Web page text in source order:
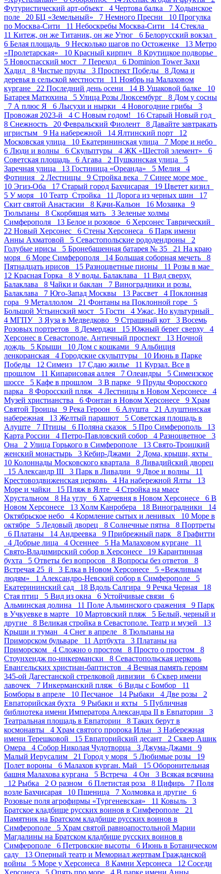
Футуристический арт-объект 4 Чертова балка 7 Ходынское
поле 20 БЦ «Земельный» 7 Немного Пресни 10 Прогулка
по Москва-Сити 11 Небоскребы Москва-Сити 14 Стекла
11 Китеж, он же Титаник, он же Утюг 6 Белорусский вокзал
6 Белая площадь 9 Несколько шагов по Остоженке 13 Метро
«Пролетарская» 10 Красный кирпич 8 Крутицкое подворье
5 Новоспасский мост 7 Переход 6 Dominion Tower Захи
Хадид 8 Чистые пруды 3 Проспект Победы 8 Дома и
деревья в сельской местности 11 Ноябрь на Малаховом
кургане 22 Последний день осени 14 В Ушаковой балке 10
Батарея Матюхина 5 Улица Розы Люксембург 8 Дом у сосны
7 А плюс Я 6 Лысухи и нырки 4 Новогодние грибы 3
Провожая 2023-й 4 С Новым годом! 16 Старый Новый год
8 Снежность 20 Февральский Фиолент 8 Давайте завтракать
игристым 9 На набережной 14 Ялтинский порт 12
Московская улица 10 Екатерининская улица 7 Море и небо
6 Люди и волны 6 Скульптуры 4 ЖК «Шестой элемент» 6
Советская площадь 6 Агава 2 Пушкинская улица 5
Заречная улица 13 Гостиница «Ореанда» 5 Мелия 4
Фотиния 2 Лестницы 9 Стройка века 7 Синее море мое
10 Эгиз-Оба 17 Старый город Бахчисарая 19 Цветет кизил
5 У моря 10 Театр_Стройка 11 Дорога из черных шин 17
Скит святой Анастасии 8 Качи-Кальон 16 Мозаика 9
Тюльпаны 8 Скорбящая мать 3 Зеленые холмы
Симферополя 13 Белое и розовое 6 Херсонес Таврический
22 Новый Херсонес 6 Стены Херсонеса 6 Парк имени
Анны Ахматовой 5 Севастопольские рододендроны 2
Голубые ирисы 5 Бронебашенная батарея № 35 21 На краю
моря 6 Море Симферополя 14 Большая соборная мечеть 8
Пятнадцать ирисов 15 Разноцветные пионы 11 Розы в мае
12 Красная Горка 8 У воды. Балаклава 11 Вид сверху.
Балаклава 8 Чайки и баклан 7 Виноградники и розы.
Балаклава 7 Юго-Запад Москвы 13 Рассвет 4 Поклонная
гора 9 Металлолом 21 Фонтаны на Поклонной горе 5
Большой Устьинский мост 5 Гости 4 Ужас, Но культурный
4 МГПУ 3 Яуза в Медведково 9 Страшный кот 3 Восемь
Розовых портретов 8 Демерджи 15 Южный берег сверху 4
Херсонес в Севастополе. Античный проспект 13 Ночной
дождь 5 Крыши 10 Дом с кошками 9 Альбиция
ленкоранская 4 Городские скульптуры 10 Июнь в Парке
Победы 12 Симеиз 17 Сдаю жилье 11 Курзал. Все в
прошлом 11 Кипарисовая аллея 7 Олеандры 5 Симеизское
шоссе 5 Кафе в прошлом 3 В парке 9 Пруды Форосского
парка 8 Форосский пляж 4 Лестницы в Новом Херсонесе 4
Музей христианства 6 Фонтан в Новом Херсонесе 9 Храм
Святой Троицы 9 Река Героон 6 Алушта 21 Алуштинская
набережная 13 Желтый парашют 5 Советская площадь в
Алуште 7 Птицы 6 Поляна сказок 5 Про Симферополь 13
Карта России 4 Петро-Павловский собор 4 Разноцветное 3
Она 2 Улица Горького в Симферополе 13 Свято-Троицкий
женский монастырь 3 Кебир-Джами 2 Дома, крыши, яхты
10 Колоннады Московского квартала 8 Ливадийский дворец
15 Александр III 3 Парк в Ливадии 9 Двое и волны 11
Крестовоздвиженская церковь 4 На набережной Ялты 13
Море и чайки 15 Пляж в Ялте 4 Стройка на мысе
Хрустальном 8 На углу 6 Харчевня в Новом Херсонесе 6 В
Новом Херсонесе 13 Холм Канробера 18 Виноградники 14
Октябрьское небо 4 Кормление сытых и ленивых 10 Море в
октябре 5 Ледовый дворец 8 Солнечные пятна 8 Портреты
6 Платаны 14 Андреевка 9 Прибрежный парк 8 Графитти
4 Добрые лица 4 Осеннее 5 На Малаховом кургане 11
Свято-Владимирский собор в Херсонесе 19 Карантинная
бухта 5 Ответы без вопросов 8 Вопросы без ответов 8
Встречая 25_й 3 Елка в Новом Херсонесе 5 «Вежливым
людям» 1 Александро-Невский собор в Симферополе 5
Екатерининский сад 18 Вдоль Салгира 9 Речка Черная 18
Стая птиц 5 Вид из окна 6 Устойчивые связи 6
Альминская долина 11 Поле Альминского сражения 9 Парк
в Учкуевке в марте 10 Мартовский пляж 5 Белый, черный и
другие 8 Великая стройка в Севастополе. Театр и музей 13
Крыши и туман 4 Снег в апреле 8 Тюльпаны на
Приморском бульваре 11 Артбухта 3 Платаны на
Приморском 4 Сложно о простом 8 Просто о простом 8
Стоунхендж по-инкермански 8 Севастопольская церковь
Евангельских христиан-баптистов 4 Вечная память героям
345-ой Дагестанской стрелковой дивизии 6 Сквер имени
лавочек 7 Инкерманский пляж 6 Виды с Бомбор 11
Бомборы в апреле 10 Песчаное 14 Рыбаки 4 Две розы 2
Евпаторийская бухта 9 Рыбаки и яхты 5 Публичная
библиотека имени Императора Александра II в Евпатории 3
Театральная площадь в Евпатории 8 Таких берут в
космонавты 4 Храм святого пророка Ильи 3 Набережная
имени Терешковой 15 Евпаторийский десант 2 Сквер Ашик
Омера 4 Собор Николая Чудотворца 3 Джума-Джами 9
Малый Иерусалим 21 Город у моря 5 Любимые розы 19
Полет вороны 6 Малахов курган. Май 15 Оборонительная
башня Малахова кургана 5 Встреча 4 Он 3 Всякая всячина
12 Рыбка 2 О разном 6 Плетистая роза 8 Цифирь 7 Поля
возле Бахчисарая 10 Пшеница 7 Холмовка и другие 6
Розовые поля агрофирмы «Тургеневская» 11 Ковыль 3
Братское кладбище русских воинов в Симферополе 21
Памятник на Братском кладбище русских воинов в
Симферополе 5 Храм святой равноапостольной Марии
Магдалины на Братском кладбище русских воинов в
Симферополе 6 Петровские высоты 6 Июнь в Ботаническом
саду 13 Оперный театр и Мемориал жертвам Гражданской
войны 5 Море у Херсонеса 8 Камни Херсонеса 12 Соседи
Херсонеса 5 Опять про море 4 В парке имени Анны